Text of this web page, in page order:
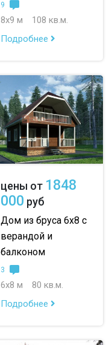
9
8х9 м
108 кв.м.
Подробнее
цены от 1848
000 руб
Дом из бруса 6х8 с
верандой и
балконом
3
6х8 м
80 кв.м.
Подробнее